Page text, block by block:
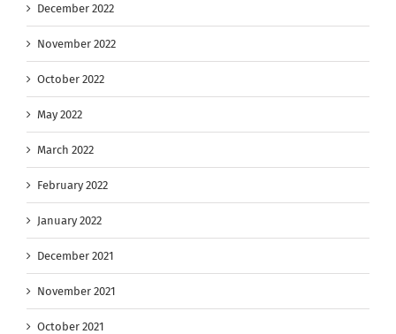
December 2022
November 2022
October 2022
May 2022
March 2022
February 2022
January 2022
December 2021
November 2021
October 2021